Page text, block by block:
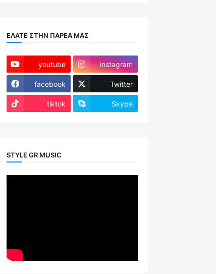
ΕΛΑΤΕ ΣΤΗΝ ΠΑΡΕΑ ΜΑΣ
youtube instagram
facebook Twitter
tiktok Skype
STYLE GR MUSIC